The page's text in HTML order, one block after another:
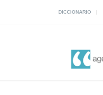
DICCIONARIO